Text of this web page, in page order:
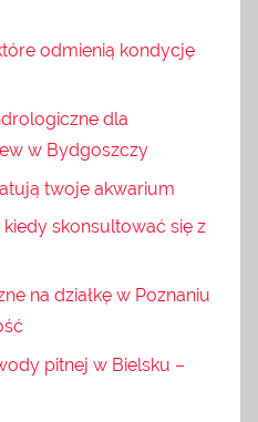
odmienią kondycję
dla
w Bydgoszczy
twoje akwarium
skonsultować się z
na działkę w Poznaniu
pitnej w Bielsku –